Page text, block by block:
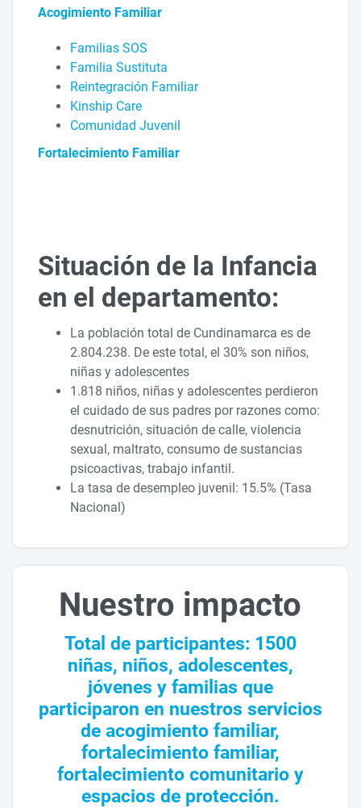
Acogimiento Familiar
Familias SOS
Familia Sustituta
Reintegración Familiar
Kinship Care
Comunidad Juvenil
Fortalecimiento Familiar
Situación de la Infancia
en el departamento:
La población total de Cundinamarca es de
2.804.238. De este total, el 30% son niños,
niñas y adolescentes
1.818 niños, niñas y adolescentes perdieron
el cuidado de sus padres por razones como:
desnutrición, situación de calle, violencia
sexual, maltrato, consumo de sustancias
psicoactivas, trabajo infantil.
La tasa de desempleo juvenil: 15.5% (Tasa
Nacional)
Nuestro impacto
Total de participantes: 1500
niñas, niños, adolescentes,
jóvenes y familias que
participaron en nuestros servicios
de acogimiento familiar,
fortalecimiento familiar,
fortalecimiento comunitario y
espacios de protección.